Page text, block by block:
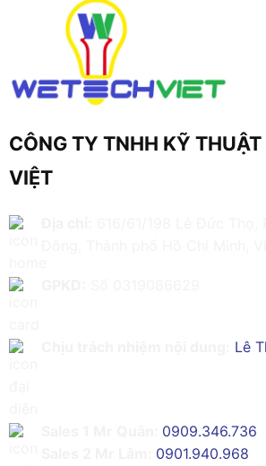
CÔNG TY TNHH KỸ THUẬT
VIỆT
Lê
0909.346.736
0901.940.968